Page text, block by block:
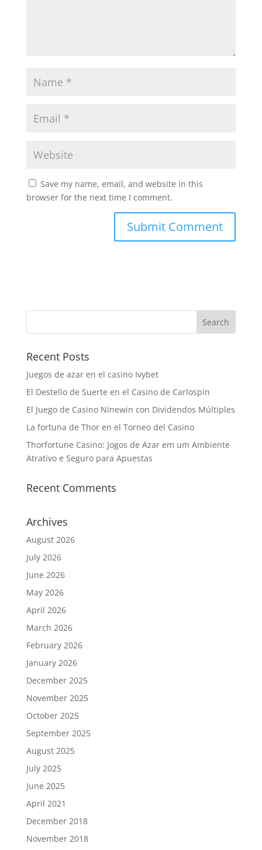
Save my name, email, and website in this
browser for the next time I comment.
Recent Posts
Juegos de azar en el casino Ivybet
El Destello de Suerte en el Casino de Carlospin
El Juego de Casino Ninewin con Dividendos Múltiples
La fortuna de Thor en el Torneo del Casino
Thorfortune Casino: Jogos de Azar em um Ambiente
Atrativo e Seguro para Apuestas
Recent Comments
Archives
August 2026
July 2026
June 2026
May 2026
April 2026
March 2026
February 2026
January 2026
December 2025
November 2025
October 2025
September 2025
August 2025
July 2025
June 2025
April 2021
December 2018
November 2018